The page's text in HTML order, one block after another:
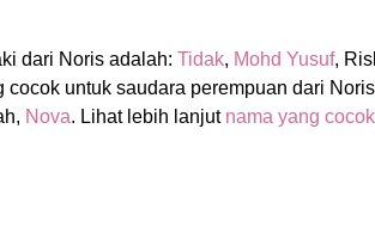
dari Noris adalah: Tidak, Mohd Yusuf,
cocok untuk saudara perempuan dari Noris
Nova. Lihat lebih lanjut nama yang cocok